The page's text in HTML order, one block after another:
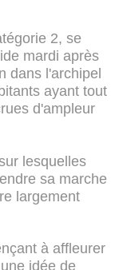
2, se
mardi après
dans l'archipel
ayant tout
d'ampleur
lesquelles
sa marche
largement
à affleurer
idée de